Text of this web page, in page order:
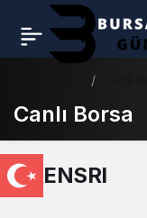
Canlı Borsa
ENSRI